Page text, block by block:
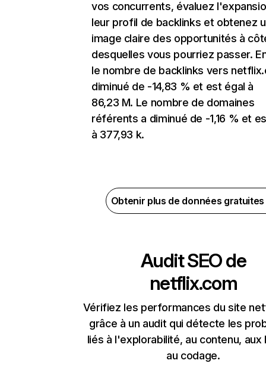
vos concurrents, évaluez
leur profil de backlinks et obtenez
image claire des opportunités à
desquelles vous pourriez passer.
le nombre de backlinks vers
diminué de -14,83 % et est égal à
86,23 M. Le nombre de domaines
référents a diminué de -1,16 % et
à 377,93 k.
Obtenir plus de données
Audit SEO de
netflix.com
Vérifiez les performances du site
grâce à un audit qui détecte les
liés à l'explorabilité, au contenu, aux
au codage.